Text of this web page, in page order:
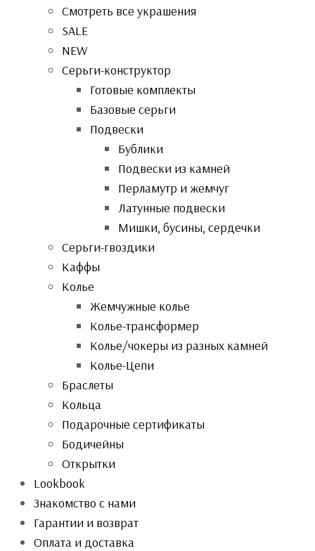
Смотреть все украшения
SALE
NEW
Серьги-конструктор
Готовые комплекты
Базовые серьги
Подвески
Бублики
Подвески из камней
Перламутр и жемчуг
Латунные подвески
Мишки, бусины, сердечки
Серьги-гвоздики
Каффы
Колье
Жемчужные колье
Колье-трансформер
Колье/чокеры из разных камней
Колье-Цепи
Браслеты
Кольца
Подарочные сертификаты
Бодичейны
Открытки
Lookbook
Знакомство с нами
Гарантии и возврат
Оплата и доставка